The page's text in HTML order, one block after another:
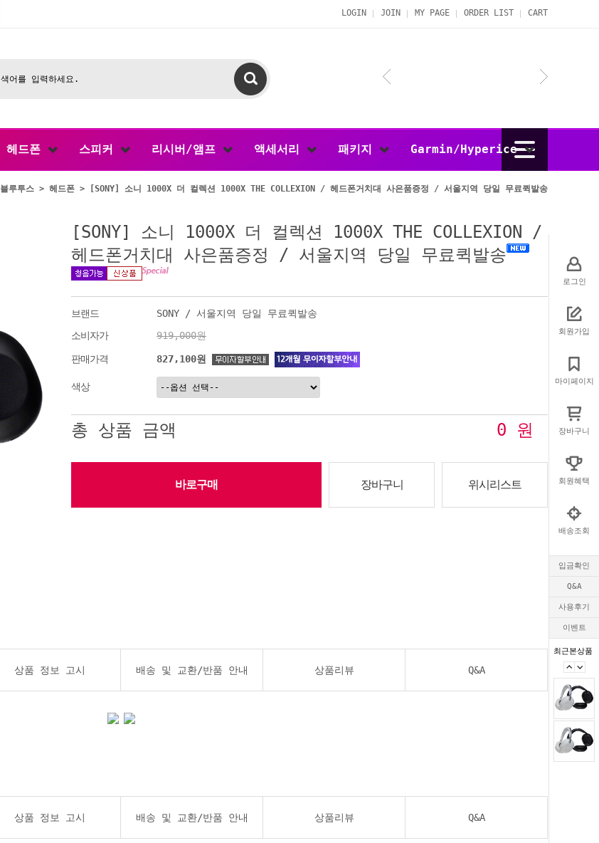
로그인
회원가입
마이페이지
장바구니
회원혜택
배송조회
입금확인
Q&A
사용후기
이벤트
최근본상품
LOGIN JOIN MY PAGE ORDER LIST CART
헤드폰 스피커 리시버/앰프 액세서리 패키지 Garmin/Hyperice
블루투스 > 헤드폰 > [SONY] 소니 1000X 더 컬렉션 1000X THE COLLEXION / 헤드폰거치대 사은품증정 / 서울지역 당일 무료퀵발송
[SONY] 소니 1000X 더 컬렉션 1000X THE COLLEXION /
헤드폰거치대 사은품증정 / 서울지역 당일 무료퀵발송
브랜드
SONY / 서울지역 당일 무료퀵발송
소비자가
919,000원
판매가격 827,100원
색상
총 상품 금액 0 원
바로구매 장바구니 위시리스트
상품 정보 고시 배송 및 교환/반품 안내 상품리뷰 Q&A
상품 정보 고시 배송 및 교환/반품 안내 상품리뷰 Q&A